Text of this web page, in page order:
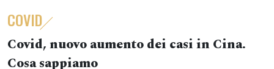
COVID
Covid, nuovo aumento dei casi in Cina.
Cosa sappiamo